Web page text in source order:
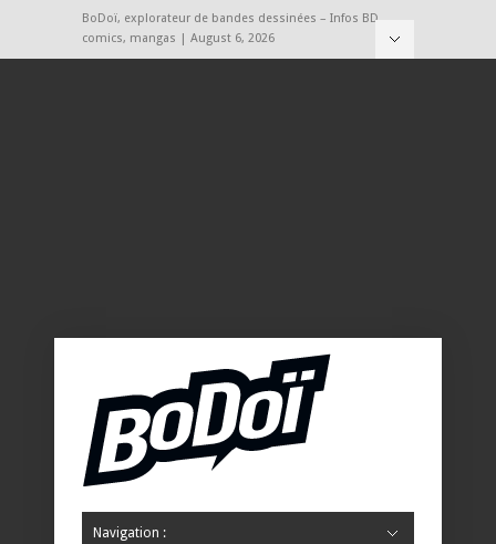
BoDoï, explorateur de bandes dessinées – Infos BD,
comics, mangas | August 6, 2026
Navigation :